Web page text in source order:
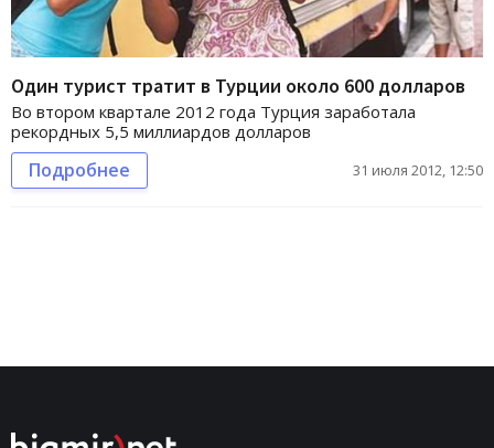
Один турист тратит в Турции около 600 долларов
Во втором квартале 2012 года Турция заработала
рекордных 5,5 миллиардов долларов
Подробнее 31 июля 2012, 12:50